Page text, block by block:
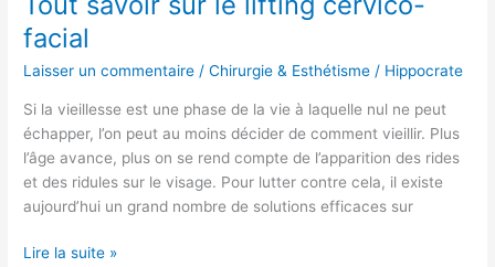
facial
Laisser un commentaire /Chirurgie & Esthétisme / Hippocrate
Si la vieillesse est une phase de la vie à laquelle nul ne peut
échapper, l’on peut au moins décider de comment vieillir. Plus
l’âge avance, plus on se rend compte de l’apparition des rides
et des ridules sur le visage. Pour lutter contre cela, il existe
aujourd’hui un grand nombre de solutions efficaces sur
Lire la suite »